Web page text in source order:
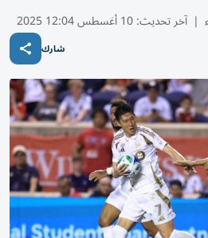
| آخر تحديث:10 أغسطس 12:04 2025
شارك